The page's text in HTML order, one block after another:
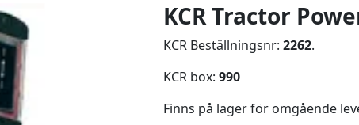
KCR Tractor
KCR Beställningsnr: 2262.
KCR box: 990
Finns på lager för omgående